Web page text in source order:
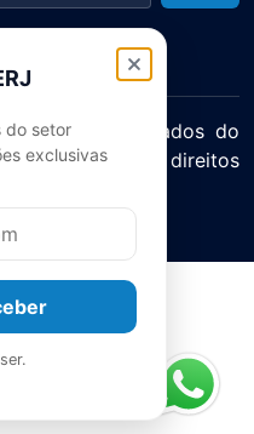
do setor
exclusivas
de Supermercados do
Todos os direitos
Termos de Uso